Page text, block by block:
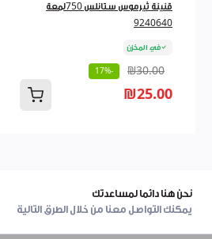
قنينة ثيرموس ستانلس 750لمعة
9240640
في المخزن
₪30.00
-17%
₪25.00
نحن هنا دائما لمساعدتك
يمكنك التواصل معنا من خلال الطرق التالية